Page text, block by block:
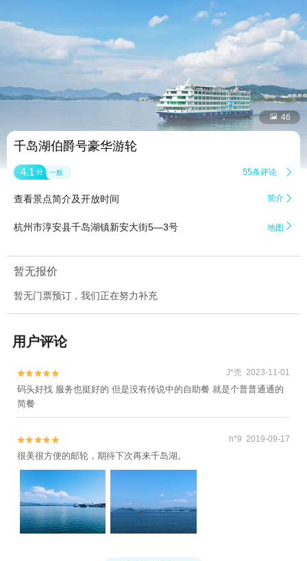
 46
千岛湖伯爵号豪华游轮
4.1 分 一般 55条评论 
查看景点简介及开放时间 简介 
杭州市淳安县千岛湖镇新安大街5—3号 地图 
暂无报价
暂无门票预订，我们正在努力补充
用户评论

 J*壳 2023-11-01
码头好找 服务也挺好的 但是没有传说中的自助餐 就是个普普通通的
简餐

 h*9 2019-09-17
很美很方便的邮轮，期待下次再来千岛湖。